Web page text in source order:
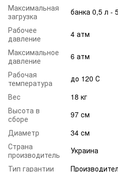
Максимальная
загрузка
банка 0,5 л -
Рабочее
давление
4 атм
Максимальное
давление
6 атм
Рабочая
температура
до 120 С
Вес
18 кг
Высота в
сборе
97 см
Диаметр
34 см
Страна
производитель
Украина
Тип гарантии